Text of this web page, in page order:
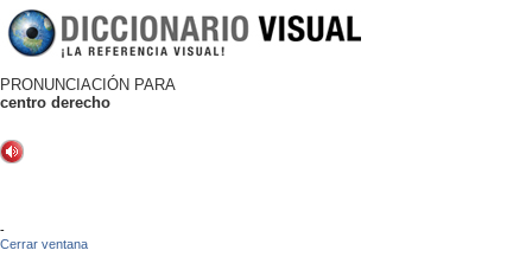
PRONUNCIACIÓN PARA
centro derecho
-
Cerrar ventana